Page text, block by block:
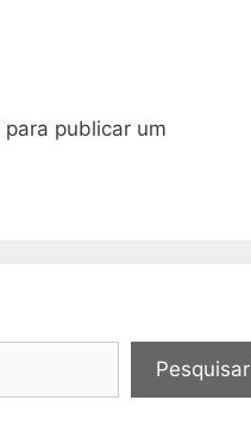
para publicar um
Pesquisar